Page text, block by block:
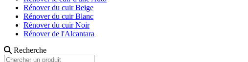
Rénover du cuir Beige
Rénover du cuir Blanc
Rénover du cuir Noir
Rénover de l'Alcantara
Recherche